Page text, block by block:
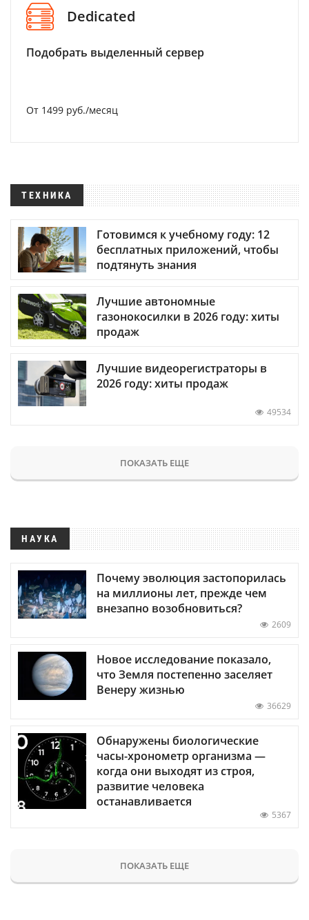
Dedicated
Подобрать выделенный сервер
От 1499 руб./месяц
ТЕХНИКА
Готовимся к учебному году: 12
бесплатных приложений, чтобы
подтянуть знания
Лучшие автономные
газонокосилки в 2026 году: хиты
продаж
Лучшие видеорегистраторы в
2026 году: хиты продаж
49534
ПОКАЗАТЬ ЕЩЕ
НАУКА
Почему эволюция застопорилась
на миллионы лет, прежде чем
внезапно возобновиться?
2609
Новое исследование показало,
что Земля постепенно заселяет
Венеру жизнью
36629
Обнаружены биологические
часы-хронометр организма —
когда они выходят из строя,
развитие человека
останавливается
5367
ПОКАЗАТЬ ЕЩЕ